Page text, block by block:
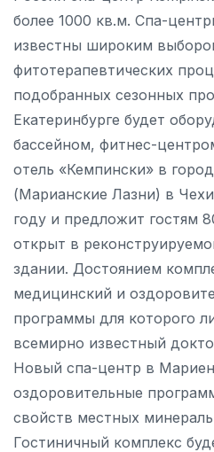
более 1000 кв.м. Спа-
известны широким
фитотерапевтических
подобранных сезонных
Екатеринбурге будет
бассейном, фитнес-
отель «Кемпински» в
(Марианские Лазни) в
году и предложит гостям
открыт в
здании. Достоянием
медицинский и
программы для которого
всемирно известный
Новый спа-центр в
оздоровительные
свойств местных
Гостиничный комплекс